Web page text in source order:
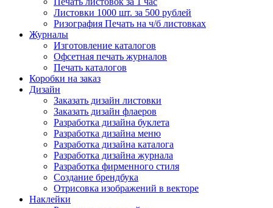
Листовки 1000 шт. за 500 рублей
Ризография Печать на ч/б листовках
Журналы
Изготовление каталогов
Офсетная печать журналов
Печать каталогов
Коробки на заказ
Дизайн
Заказать дизайн листовки
Заказать дизайн флаеров
Разработка дизайна буклета
Разработка дизайна меню
Разработка дизайна каталога
Разработка дизайна журнала
Разработка фирменного стиля
Создание брендбука
Отрисовка изображений в векторе
Наклейки